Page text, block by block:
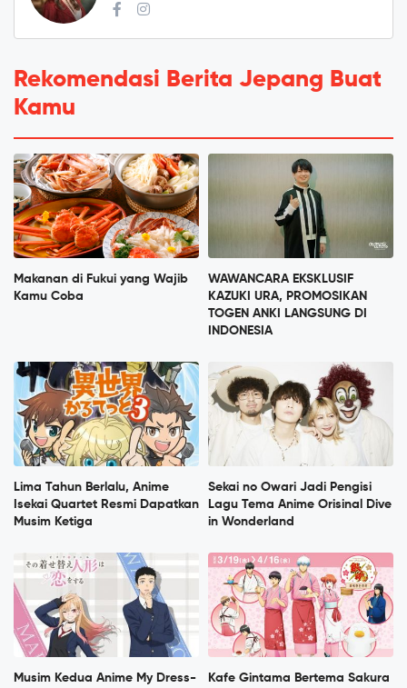
Rekomendasi Berita Jepang Buat
Kamu
Makanan di Fukui yang Wajib
Kamu Coba
WAWANCARA EKSKLUSIF
KAZUKI URA, PROMOSIKAN
TOGEN ANKI LANGSUNG DI
INDONESIA
Lima Tahun Berlalu, Anime
Isekai Quartet Resmi Dapatkan
Musim Ketiga
Sekai no Owari Jadi Pengisi
Lagu Tema Anime Orisinal Dive
in Wonderland
Musim Kedua Anime My Dress-
Kafe Gintama Bertema Sakura